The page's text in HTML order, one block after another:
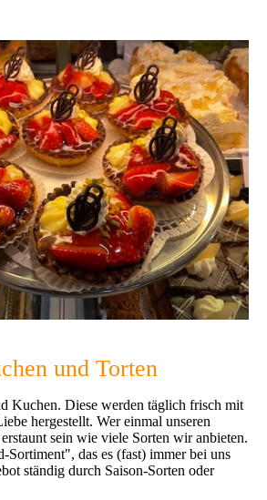
und Torten
Kuchen. Diese werden täglich frisch mit
hergestellt. Wer einmal unseren
sein wie viele Sorten wir anbieten.
Sortiment", das es (fast) immer bei uns
ständig durch Saison-Sorten oder